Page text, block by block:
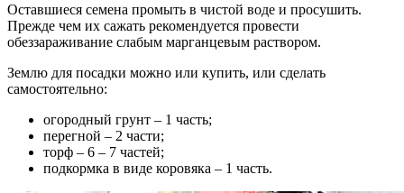
Оставшиеся семена промыть в чистой воде и просушить.
Прежде чем их сажать рекомендуется провести
обеззараживание слабым марганцевым раствором.
Землю для посадки можно или купить, или сделать
самостоятельно:
огородный грунт – 1 часть;
перегной – 2 части;
торф – 6 – 7 частей;
подкормка в виде коровяка – 1 часть.